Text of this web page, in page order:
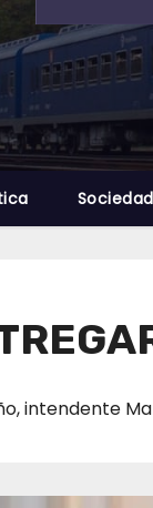
Sociedad
,intendente